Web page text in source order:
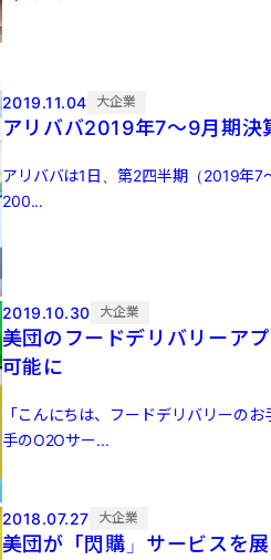
2019.11.04 大企業
アリババ2019年7～9月期
アリババは1日、第2四半期（2019年
200...
2019.10.30 大企業
美団のフードデリバリーア
可能に
「こんにちは、フードデリバリーの
手のO2Oサー...
2018.07.27 大企業
美団が「閃購」サービスを